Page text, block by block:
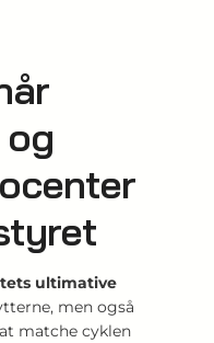
og
ultimative
men også
matche cyklen